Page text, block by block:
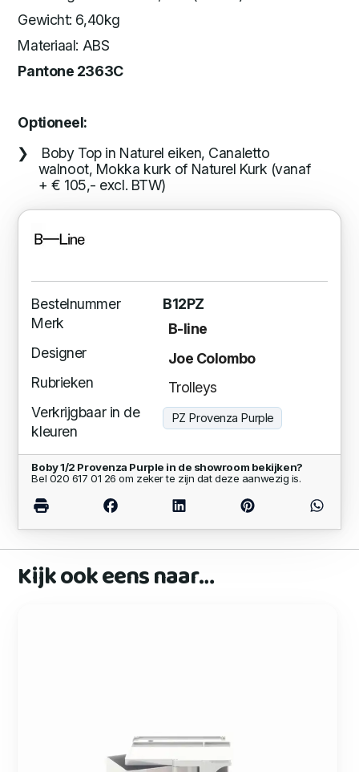
Gewicht: 6,40kg
Materiaal: ABS
Pantone 2363C
Optioneel:
Boby Top in Naturel eiken, Canaletto
walnoot, Mokka kurk of Naturel Kurk (vanaf
+ € 105,- excl. BTW)
Bestelnummer
B12PZ
Merk
B-line
Designer
Joe Colombo
Rubrieken
Trolleys
Verkrijgbaar in de
kleuren
PZ Provenza Purple
Boby 1/2 Provenza Purple in de showroom bekijken?
Bel 020 617 01 26 om zeker te zijn dat deze aanwezig is.
Kijk ook eens naar…